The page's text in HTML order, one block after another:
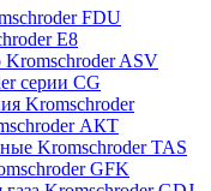
FDU
E8
Kromschroder ASV
серии CG
Kromschroder
АКТ
Kromschroder TAS
GFK